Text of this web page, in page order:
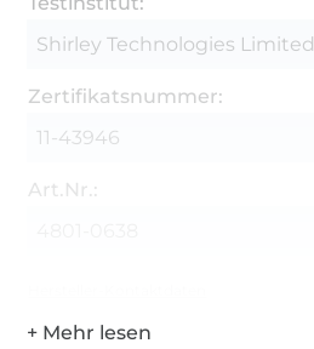
Shirley Technologies Limited
Zertifikatsnummer:
11-43946
Art.Nr.: